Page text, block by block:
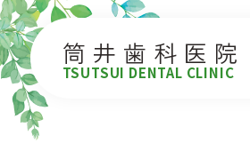
筒井歯科医院
TSUTSUI DENTAL CLINIC